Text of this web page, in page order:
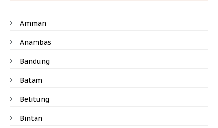
Amman
Anambas
Bandung
Batam
Belitung
Bintan